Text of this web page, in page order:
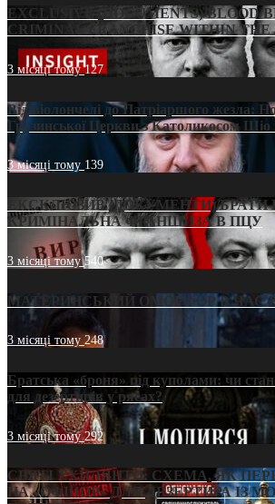
EXCLUSIVE (DOCUMENTS)/BLOOD
CRIMINAL FRANCHISE WITHIN THE
3 місяці тому127
Від віолончелі до Патріаршого жезла:
Грузинської Церкви з Католикосом
3 місяці тому 139
ЕКСКЛЮЗИВ (ДОКУМЕНТИ)/БРАТИ
КРИМІНАЛЬНА ФРАНШИЗА В ПЦУ
3 місяці тому540
МАТЕРИНСЬКИЙ ОМОРФОР В ЧАС
3 місяці тому248
Братська «броня» під куполами: чи
для дезертирів у рясах?
3 місяці тому292
СВЯТІ УХИЛЯНТИ: СХЕМА, ЯК
НА «ОФШОР» ДЛЯ ДЕЗЕРТИРА ІЗ